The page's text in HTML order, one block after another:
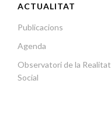
ACTUALITAT
Publicacions
Agenda
Observatori de la Realitat
Social